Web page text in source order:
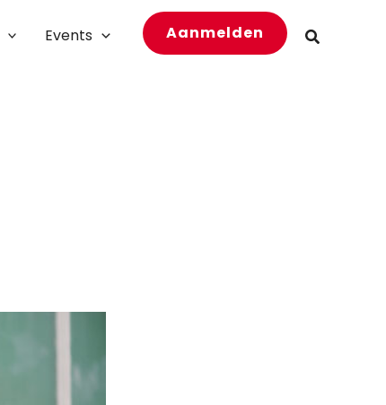
Events Aanmelden Zoeken